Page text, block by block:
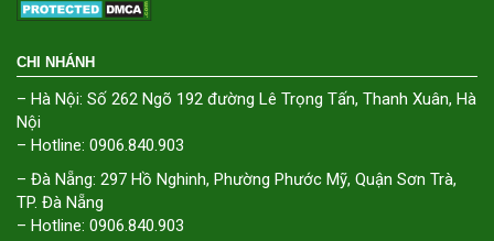
CHI NHÁNH
– Hà Nội: Số 262 Ngõ 192 đường Lê Trọng Tấn, Thanh Xuân, Hà
Nội
– Hotline: 0906.840.903
– Đà Nẵng: 297 Hồ Nghinh, Phường Phước Mỹ, Quận Sơn Trà,
TP. Đà Nẵng
– Hotline: 0906.840.903